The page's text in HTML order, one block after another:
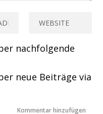
nachfolgende
neue Beiträge via